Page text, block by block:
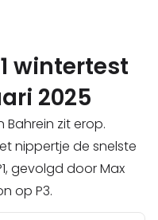
wintertest
2025
zit erop.
nippertje de snelste
gevolgd door Max
op P3.